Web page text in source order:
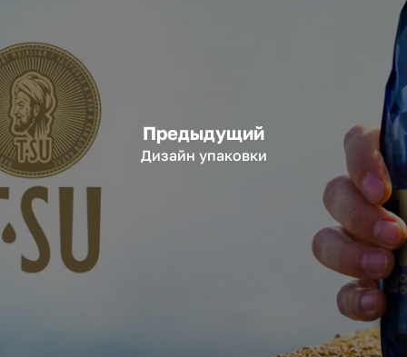
Предыдущий
Дизайн упаковки